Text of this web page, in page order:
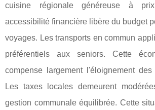
cuisine régionale généreuse à
accessibilité financière libère du budget
voyages. Les transports en commun
préférentiels aux seniors. Cette
compense largement l'éloignement
Les taxes locales demeurent
gestion communale équilibrée. Cette